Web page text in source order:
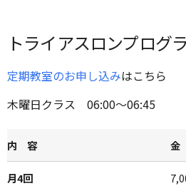
トライアスロンプログ
定期教室のお申し込みはこちら
木曜日クラス 06:00～06:45
内 容 金
月4回